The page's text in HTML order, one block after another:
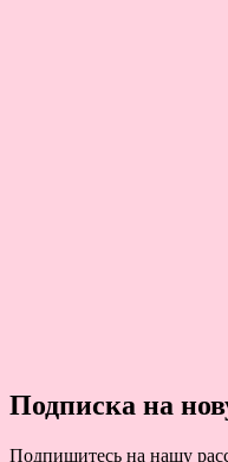
Подписка на
Подпишитесь на нашу